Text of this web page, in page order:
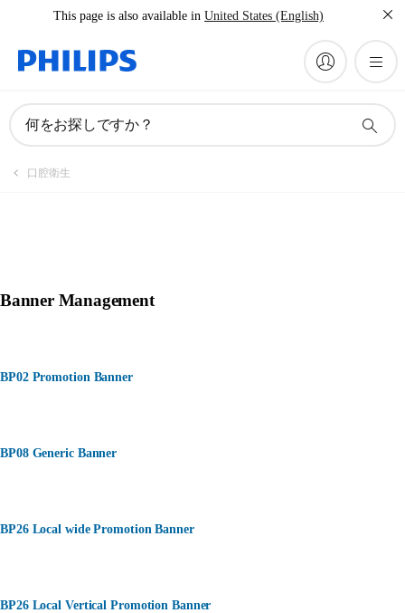
This page is also available in United States (English)
何をお探しですか？
口腔衛生
Banner Management
BP02 Promotion Banner
BP08 Generic Banner
BP26 Local wide Promotion Banner
BP26 Local Vertical Promotion Banner